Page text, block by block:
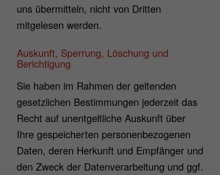
uns übermitteln, nicht von Dritten
mitgelesen werden.
Auskunft, Sperrung, Löschung und
Berichtigung
Sie haben im Rahmen der geltenden
gesetzlichen Bestimmungen jederzeit das
Recht auf unentgeltliche Auskunft über
Ihre gespeicherten personenbezogenen
Daten, deren Herkunft und Empfänger und
den Zweck der Datenverarbeitung und ggf.
powered by Borlabs Cookie Datenschutzerklärung